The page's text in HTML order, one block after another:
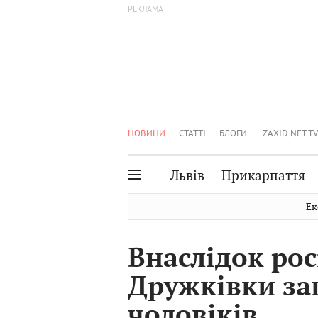
НОВИНИ СТАТТІ БЛОГИ ZAXID.NET TV
Львів Прикарпаття
Волинь
Закарпаття
Чернівці
Внаслідок
Дружківки